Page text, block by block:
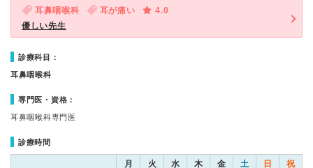
耳鼻咽喉科 耳が痛い
4.0
優しい先生
診療科目：
耳鼻咽喉科
専門医・資格：
耳鼻咽喉科専門医
診療時間
月 火 水 木 金 土 日 祝